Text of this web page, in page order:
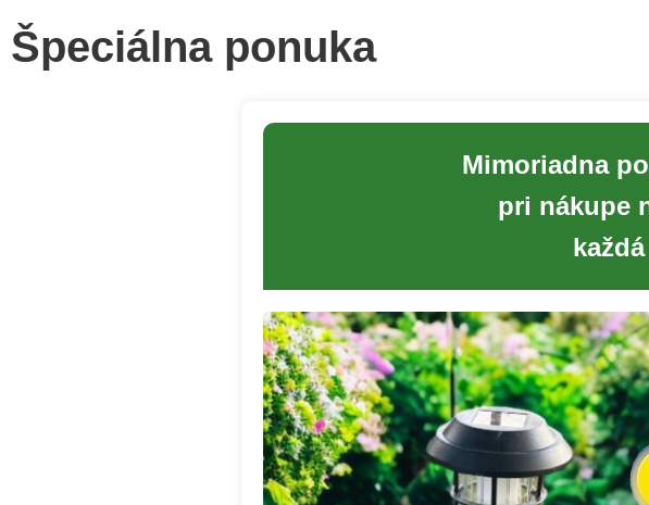
Špeciálna ponuka
Mimoriadna
pri nákupe